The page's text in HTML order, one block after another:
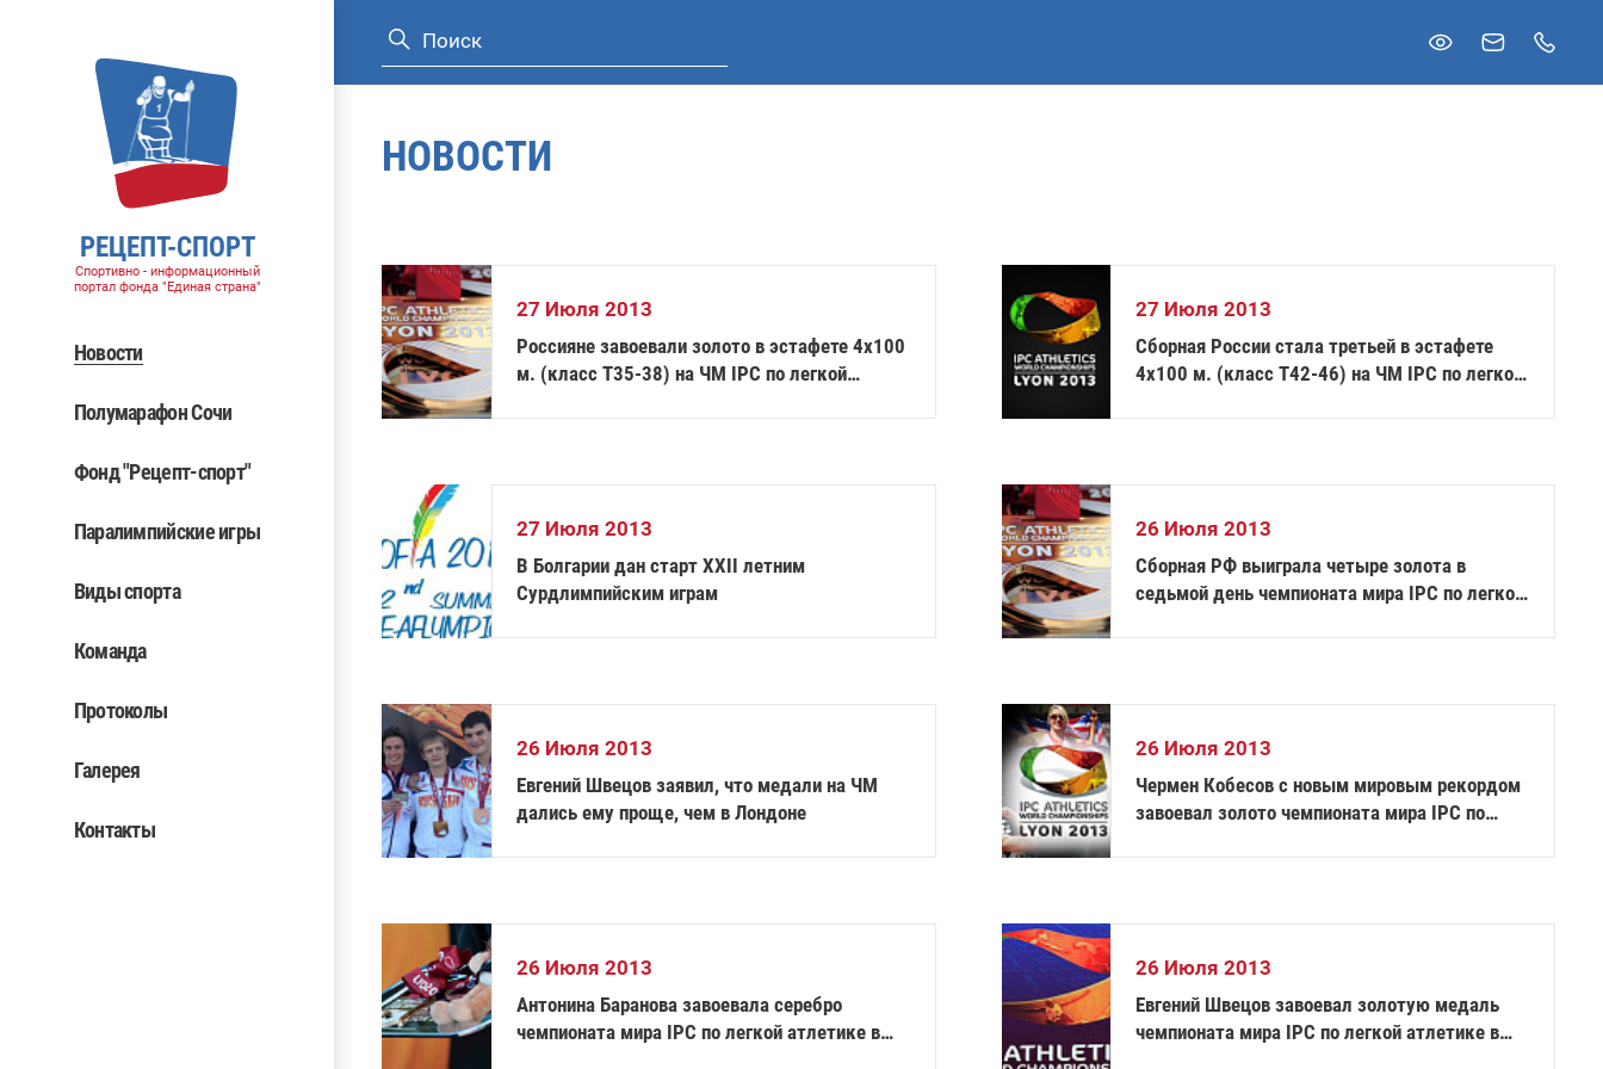
РЕЦЕПТ-СПОРТ
Спортивно - информационный
портал фонда "Единая страна"
Новости
Полумарафон Сочи
Фонд "Рецепт-спорт"
Паралимпийские игры
Виды спорта
Команда
Протоколы
Галерея
Контакты
НОВОСТИ
27 Июля 2013
Россияне завоевали золото в эстафете 4х100
м. (класс T35-38) на ЧМ IPC по легкой
27 Июля 2013
Сборная России стала третьей в эстафете
4х100 м. (класс Т42-46) на ЧМ IPC по легкой
27 Июля 2013
В Болгарии дан старт XXII летним
Сурдлимпийским играм
26 Июля 2013
Сборная РФ выиграла четыре золота в
седьмой день чемпионата мира IPC по легкой
26 Июля 2013
Евгений Швецов заявил, что медали на ЧМ
дались ему проще, чем в Лондоне
26 Июля 2013
Чермен Кобесов с новым мировым рекордом
завоевал золото чемпионата мира IPC по
26 Июля 2013
Антонина Баранова завоевала серебро
чемпионата мира IPC по легкой атлетике в
26 Июля 2013
Евгений Швецов завоевал золотую медаль
чемпионата мира IPC по легкой атлетике в